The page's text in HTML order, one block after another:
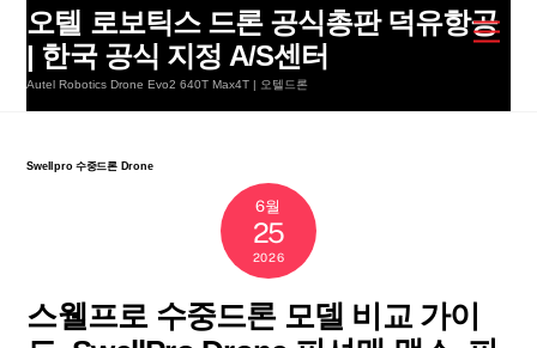
Skip
content
오텔 로보틱스 드론 공식총판 덕유항공
| 한국 공식 지정 A/S센터
Autel Robotics Drone Evo2 640T Max4T | 오텔드론
Swellpro 수중드론 Drone
6월
25
2026
스웰프로 수중드론 모델 비교 가이